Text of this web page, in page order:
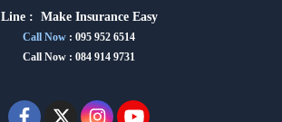
Line : Make Insurance Easy
Call Now : 095 952 6514
Call Now : 084 914 9731